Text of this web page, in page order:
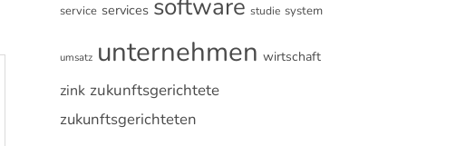
service services software studie system
umsatz unternehmen wirtschaft
zink zukunftsgerichtete
zukunftsgerichteten